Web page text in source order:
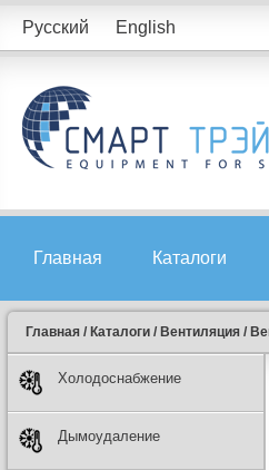
Русский English
Главная Каталоги
Главная / Каталоги / Вентиляция /
Холодоснабжение
Дымоудаление